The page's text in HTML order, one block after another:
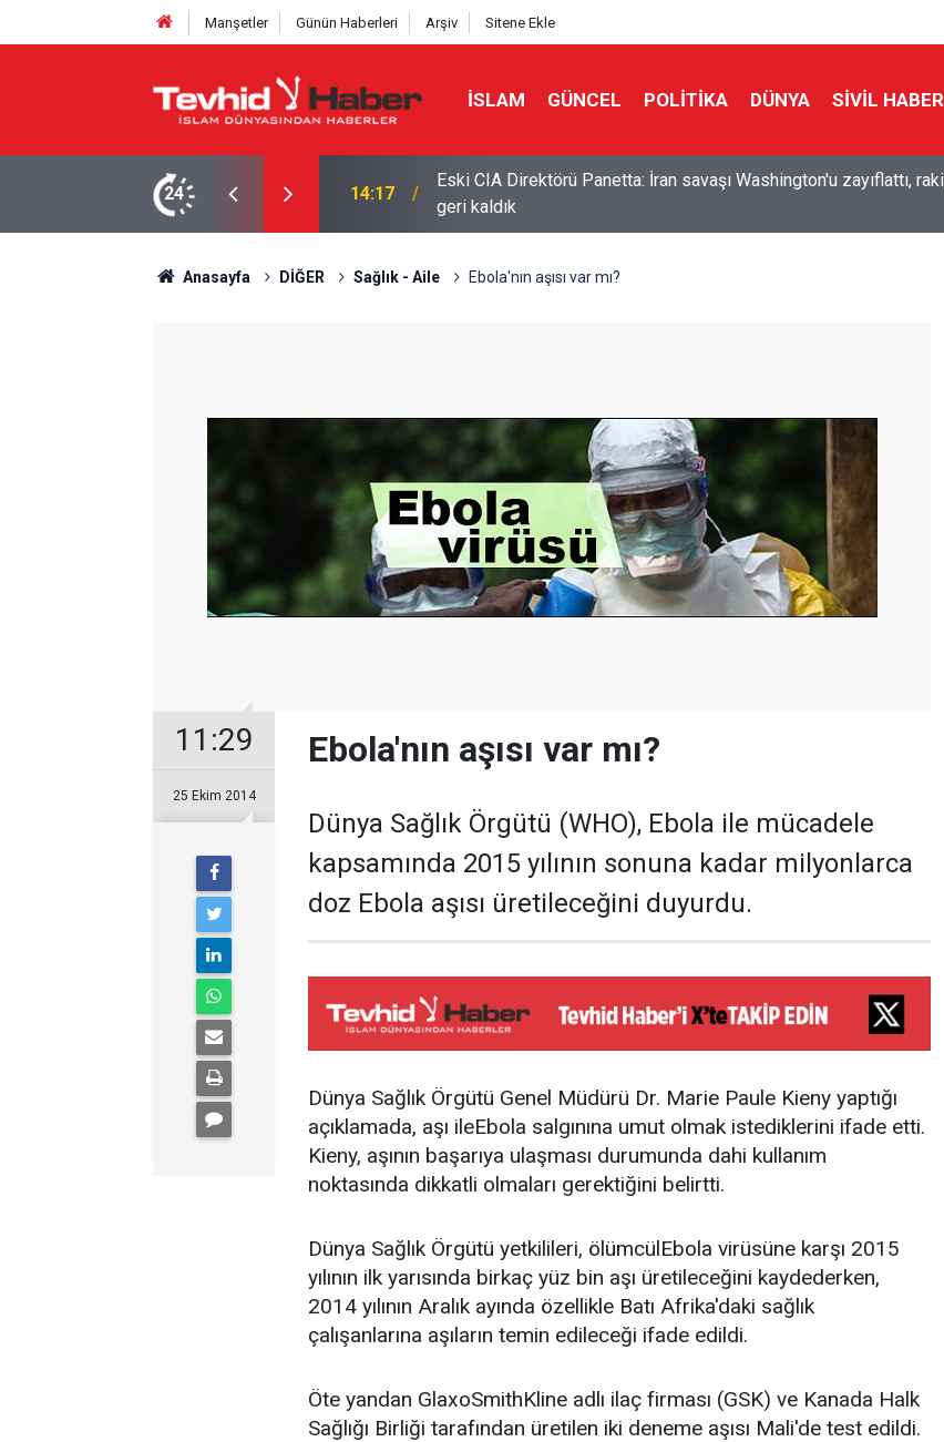
Manşetler Günün Haberleri Arşiv Sitene Ekle
İSLAM GÜNCEL POLITIKA DÜNYA SIVIL HABER
24
Washington'u zayıflattı, rakiplere karşı
11:22 MEKKE ANLAŞMASI KİME KARŞI?
Anasayfa DİĞER Sağlık - Aile Ebola'nın aşısı var mı?
11:29
25 Ekim 2014
Ebola'nın aşısı var mı?
Dünya Sağlık Örgütü (WHO), Ebola ile mücadele
kapsamında 2015 yılının sonuna kadar milyonlarca
doz Ebola aşısı üretileceğini duyurdu.
Dünya Sağlık Örgütü Genel Müdürü Dr. Marie Paule Kieny yaptığı
açıklamada, aşı ileEbola salgınına umut olmak istediklerini ifade etti.
Kieny, aşının başarıya ulaşması durumunda dahi kullanım
noktasında dikkatli olmaları gerektiğini belirtti.
Dünya Sağlık Örgütü yetkilileri, ölümcülEbola virüsüne karşı 2015
yılının ilk yarısında birkaç yüz bin aşı üretileceğini kaydederken,
2014 yılının Aralık ayında özellikle Batı Afrika'daki sağlık
çalışanlarına aşıların temin edileceği ifade edildi.
Öte yandan GlaxoSmithKline adlı ilaç firması (GSK) ve Kanada Halk
Sağlığı Birliği tarafından üretilen iki deneme aşısı Mali'de test edildi.